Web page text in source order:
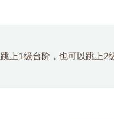
上1级台阶，也可以跳上2